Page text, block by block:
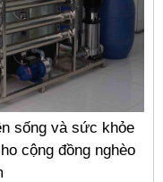
sống và sức khỏe
cộng đồng nghèo